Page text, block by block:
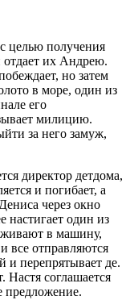
целью получения
отдает их Андрею.
но затем
в море, один из
его
милицию.
за него замуж,
директор детдома,
и погибает, а
через окно
настигает один из
в машину,
все отправляются
и перепрятывает де.
соглашается
предложение.